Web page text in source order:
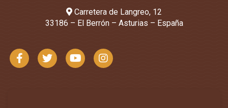
Carretera de Langreo, 12
33186 – El Berrón – Asturias – España